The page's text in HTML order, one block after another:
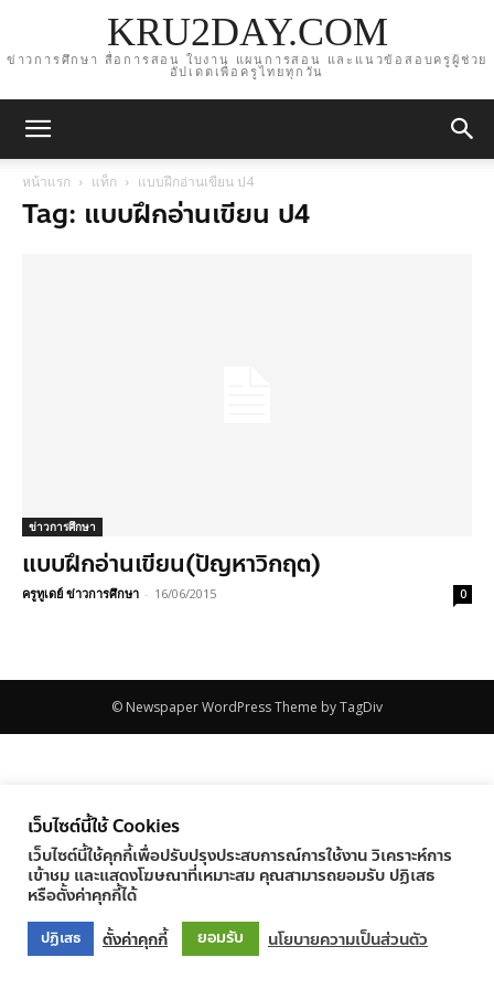
KRU2DAY.COM
ข่าวการศึกษา สื่อการสอน ใบงาน แผนการสอน และแนวข้อสอบครูผู้ช่วย
อัปเดตเพื่อครูไทยทุกวัน
หน้าแรก แท็ก แบบฝึกอ่านเขียน ป4
Tag: แบบฝึกอ่านเขียน ป4
ข่าวการศึกษา
แบบฝึกอ่านเขียน(ปัญหาวิกฤต)
ครูทูเดย์ ข่าวการศึกษา - 16/06/2015 0
© Newspaper WordPress Theme by TagDiv
เว็บไซต์นี้ใช้ Cookies
เว็บไซต์นี้ใช้คุกกี้เพื่อปรับปรุงประสบการณ์การใช้งาน วิเคราะห์การ
เข้าชม และแสดงโฆษณาที่เหมาะสม คุณสามารถยอมรับ ปฏิเสธ
หรือตั้งค่าคุกกี้ได้
ปฏิเสธ ตั้งค่าคุกกี้ ยอมรับ นโยบายความเป็นส่วนตัว